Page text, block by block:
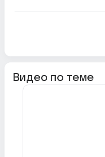
Видео по теме